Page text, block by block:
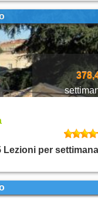
Lezioni per settimana